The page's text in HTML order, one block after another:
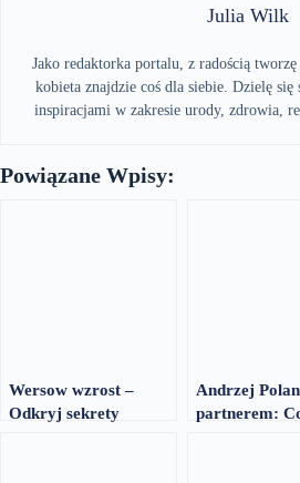
Julia Wilk
Jako redaktorka portalu, z radością
kobieta znajdzie coś dla siebie. Dzielę
inspiracjami w zakresie urody, zdrowia,
Powiązane Wpisy:
Wersow wzrost –
Odkryj sekrety
Andrzej
partnerem: